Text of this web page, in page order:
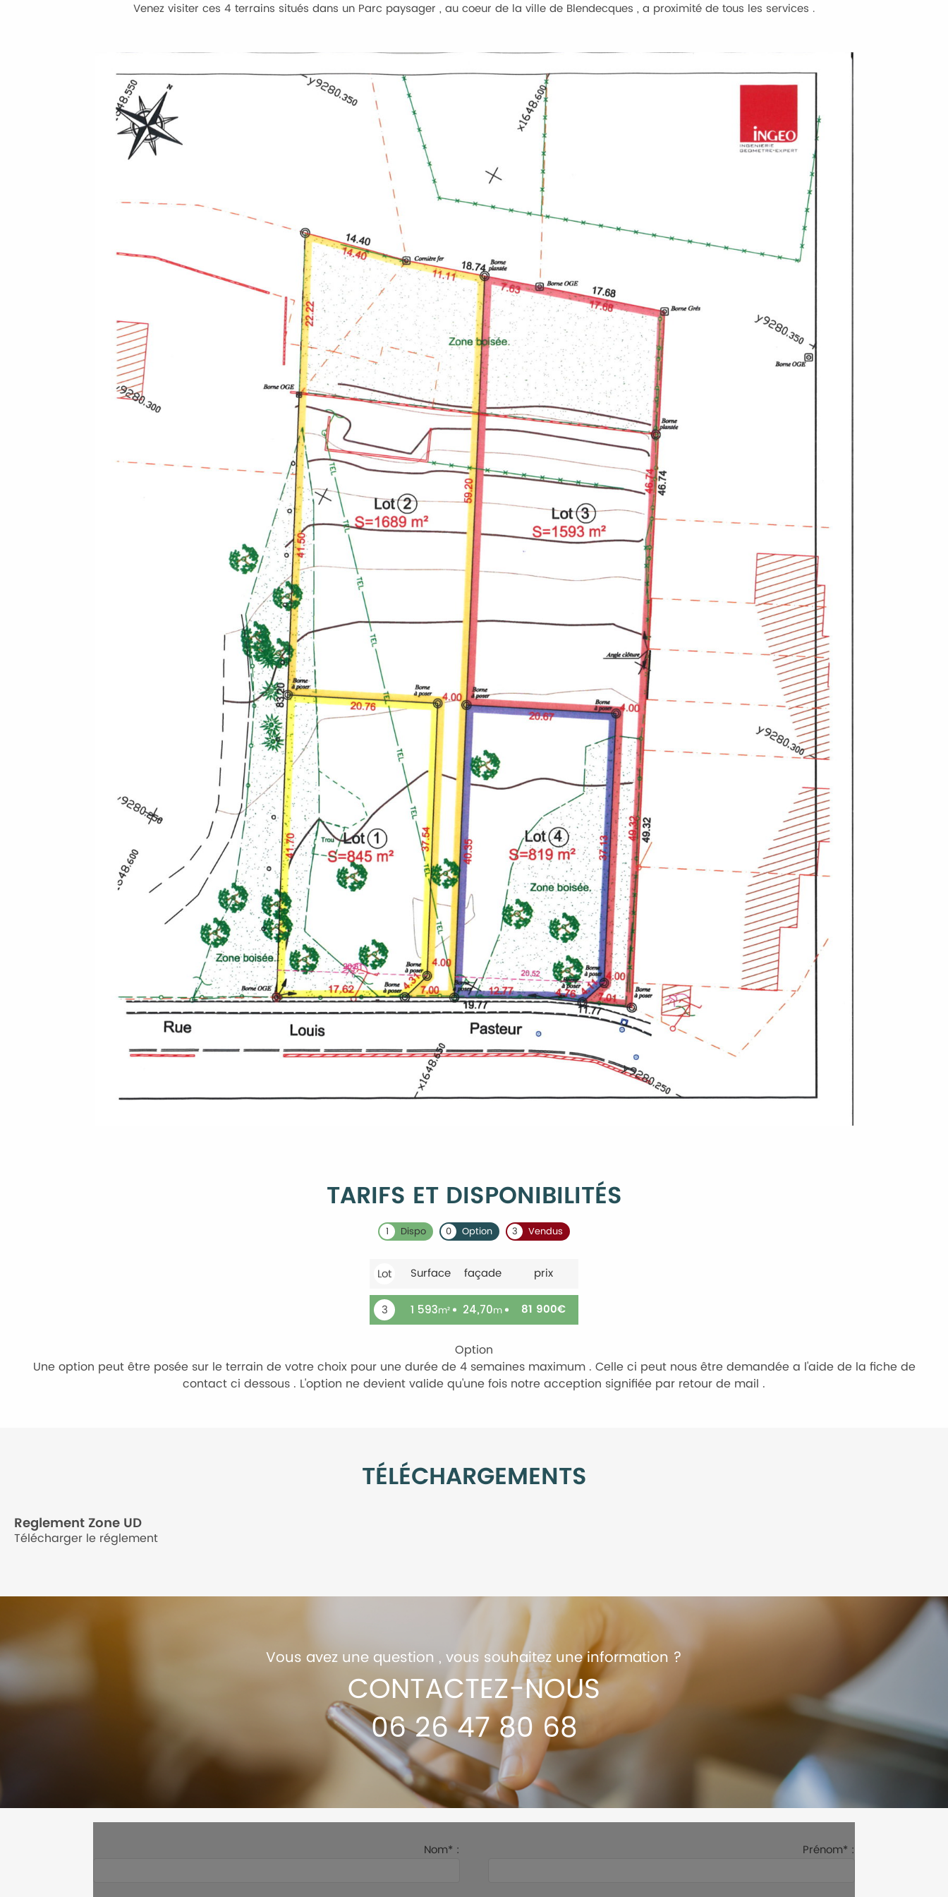
Venez visiter ces 4 terrains situés dans un Parc paysager , au coeur de la ville de Blendecques , a proximité de tous les services .
TARIFS ET DISPONIBILITÉS
1 Dispo 0 Option 3 Vendus
Lot Surface façade prix
3 1 593m² 24,70m 81 900€
Option
Une option peut être posée sur le terrain de votre choix pour une durée de 4 semaines maximum . Celle ci peut nous être demandée a l'aide de la fiche de
contact ci dessous . L'option ne devient valide qu'une fois notre acception signifiée par retour de mail .
TÉLÉCHARGEMENTS
Reglement Zone UD
Télécharger le réglement
Vous avez une question , vous souhaitez une information ?
CONTACTEZ-NOUS
06 26 47 80 68
Nom* : Prénom* :